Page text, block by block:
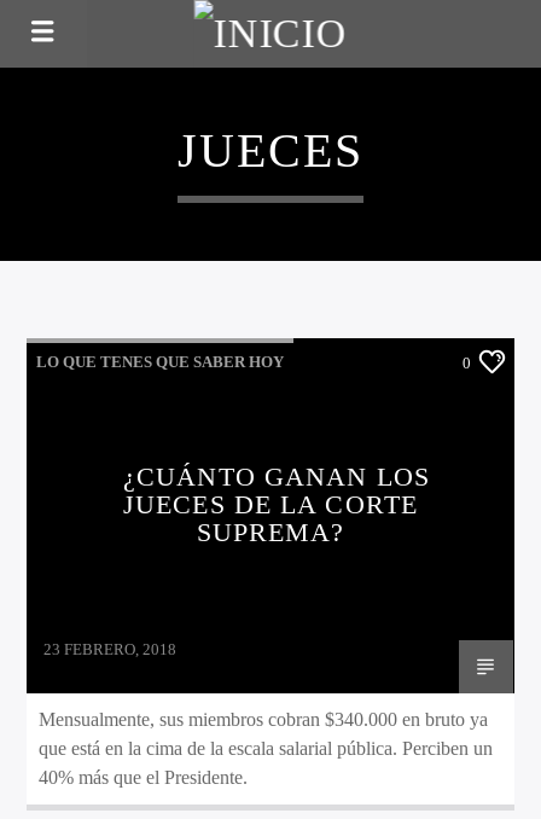
JUECES
LO QUE TENES QUE SABER HOY 0
¿CUÁNTO GANAN LOS
JUECES DE LA CORTE
SUPREMA?
23 FEBRERO, 2018
Mensualmente, sus miembros cobran $340.000 en bruto ya
que está en la cima de la escala salarial pública. Perciben un
40% más que el Presidente.